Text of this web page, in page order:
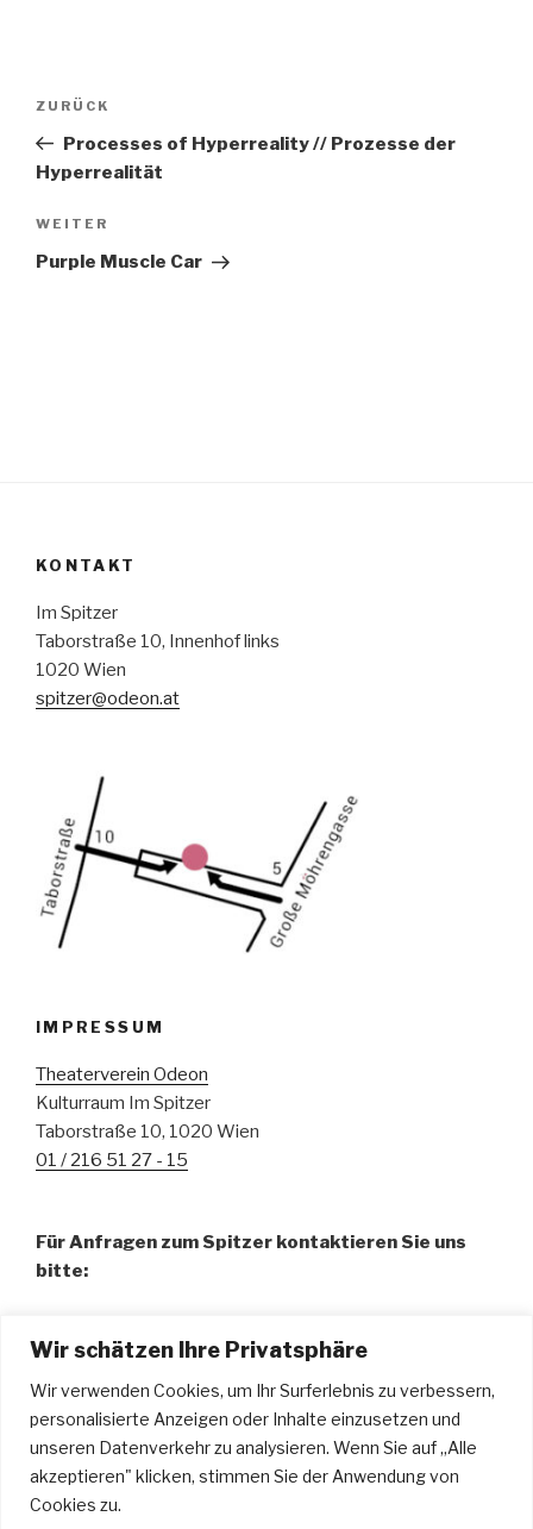
Wir schätzen Ihre Privatsphäre
Wir verwenden Cookies, um Ihr Surferlebnis zu verbessern,
personalisierte Anzeigen oder Inhalte einzusetzen und
unseren Datenverkehr zu analysieren. Wenn Sie auf „Alle
akzeptieren" klicken, stimmen Sie der Anwendung von
Cookies zu.
Beitragsnavigation
Vorheriger
Beitrag
ZURÜCK
Processes of Hyperreality // Prozesse der
Hyperrealität
Nächster
Beitrag
WEITER
Purple Muscle Car
KONTAKT
Im Spitzer
Taborstraße 10, Innenhof links
1020 Wien
spitzer@odeon.at
IMPRESSUM
Theaterverein Odeon
Kulturraum Im Spitzer
Taborstraße 10, 1020 Wien
01 / 216 51 27 - 15
Für Anfragen zum Spitzer kontaktieren Sie uns
bitte:
01 / 216 51 27 - 15
spitzer@odeon.at
Hr. Urdyl Bauer – Technische Leitung u. Tontechnik
technik@odeon.at